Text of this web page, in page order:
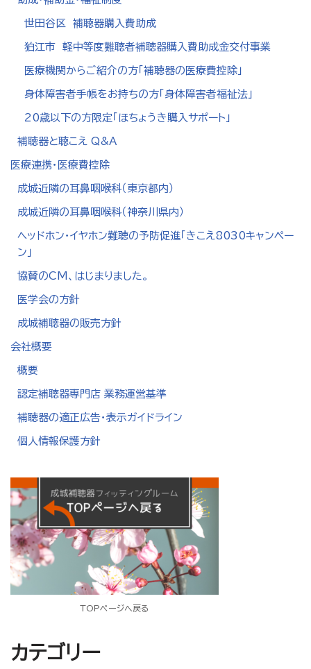
世田谷区 補聴器購入費助成
狛江市 軽中等度難聴者補聴器購入費助成金交付事業
医療機関からご紹介の方「補聴器の医療費控除」
身体障害者手帳をお持ちの方「身体障害者福祉法」
20歳以下の方限定「ほちょうき購入サポート」
補聴器と聴こえ Q&A
医療連携・医療費控除
成城近隣の耳鼻咽喉科（東京都内）
成城近隣の耳鼻咽喉科（神奈川県内）
ヘッドホン・イヤホン難聴の予防促進「きこえ8030キャンペー
ン」
協賛のCM、はじまりました。
医学会の方針
成城補聴器の販売方針
会社概要
概要
認定補聴器専門店 業務運営基準
補聴器の適正広告・表示ガイドライン
個人情報保護方針
TOPページへ戻る
カテゴリー